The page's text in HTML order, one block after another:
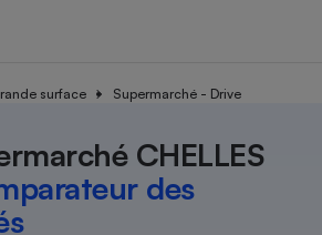
surface Supermarché - Drive
CHELLES
des
Additifs
Organismes de défense
Système judiciaire
Achat - Vente - Travaux
Démarche administrative
Train
Transport aérien